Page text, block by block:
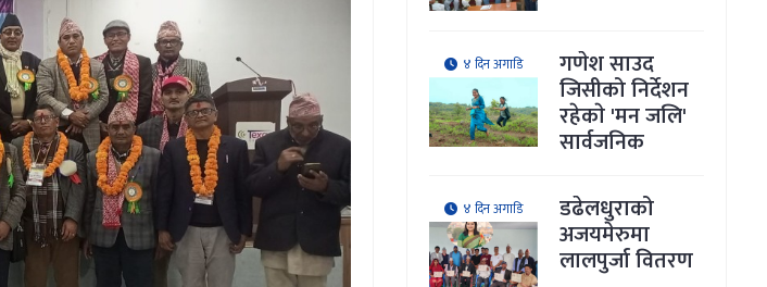
४ दिन अगाडि गणेश साउद
जिसीको निर्देशन
रहेकाे 'मन जलि'
सार्वजनिक
४ दिन अगाडि डढेलधुराको
अजयमेरुमा
लालपुर्जा वितरण